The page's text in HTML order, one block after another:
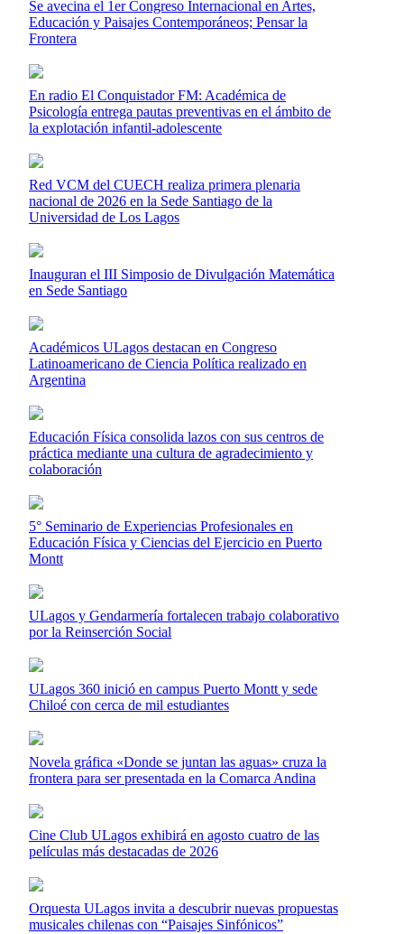
Se avecina el 1er Congreso Internacional en Artes,
Educación y Paisajes Contemporáneos; Pensar la
Frontera
En radio El Conquistador FM: Académica de
Psicología entrega pautas preventivas en el ámbito de
la explotación infantil-adolescente
Red VCM del CUECH realiza primera plenaria
nacional de 2026 en la Sede Santiago de la
Universidad de Los Lagos
Inauguran el III Simposio de Divulgación Matemática
en Sede Santiago
Académicos ULagos destacan en Congreso
Latinoamericano de Ciencia Política realizado en
Argentina
Educación Física consolida lazos con sus centros de
práctica mediante una cultura de agradecimiento y
colaboración
5° Seminario de Experiencias Profesionales en
Educación Física y Ciencias del Ejercicio en Puerto
Montt
ULagos y Gendarmería fortalecen trabajo colaborativo
por la Reinserción Social
ULagos 360 inició en campus Puerto Montt y sede
Chiloé con cerca de mil estudiantes
Novela gráfica «Donde se juntan las aguas» cruza la
frontera para ser presentada en la Comarca Andina
Cine Club ULagos exhibirá en agosto cuatro de las
películas más destacadas de 2026
Orquesta ULagos invita a descubrir nuevas propuestas
musicales chilenas con “Paisajes Sinfónicos”